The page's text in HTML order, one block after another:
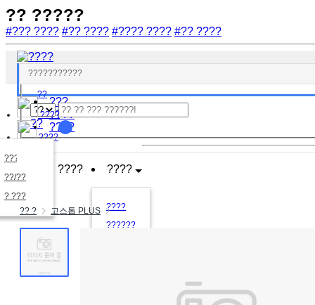
?? ?????
#??? ???? #?? ???? #???? ???? #?? ????
????
??
??
???????????
????
????
??/??
? ???
????
????
???
????
????
???? ????
????
??????
?? ? 고스톱 PLUS